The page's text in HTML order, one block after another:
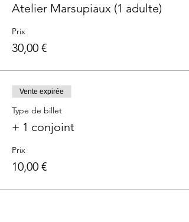
Atelier Marsupiaux (1 adulte)
Prix
30,00 €
Vente expirée
Type de billet
+ 1 conjoint
Prix
10,00 €